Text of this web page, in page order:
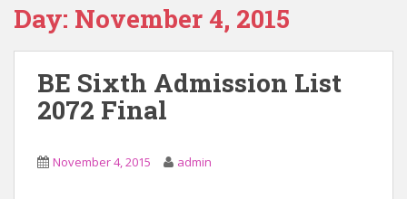
Day: November 4, 2015
BE Sixth Admission List
2072 Final
November 4, 2015 admin